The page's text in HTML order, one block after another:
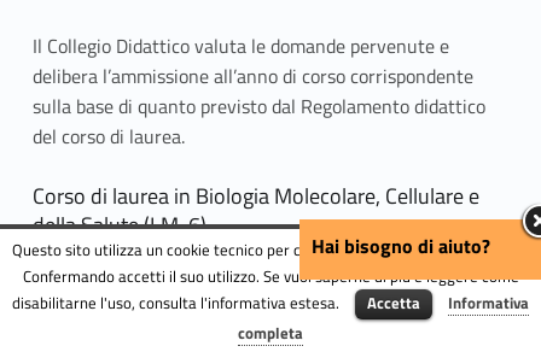
Il Collegio Didattico valuta le domande pervenute e
delibera l’ammissione all’anno di corso corrispondente
sulla base di quanto previsto dal Regolamento didattico
del corso di laurea.
Corso di laurea in Biologia Molecolare, Cellulare e
della Salute (LM-6)
Sono disponibili 6 posticomplessivi per trasferimenti,
passaggi e abbreviazioni di corso per il conseguimento di
Hai bisogno di aiuto?
Questo sito utilizza un cookie tecnico per consentire la corretta navigazione.
Confermando accetti il suo utilizzo. Se vuoi saperne di più e leggere come
disabilitarne l'uso, consulta l'informativa estesa.
Accetta
Informativa
completa